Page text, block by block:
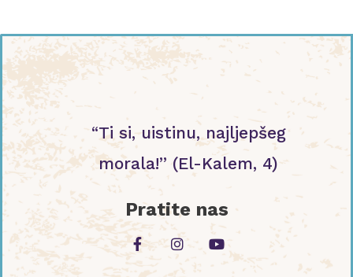
“Ti si, uistinu, najljepšeg
morala!” (El-Kalem, 4)
Pratite nas